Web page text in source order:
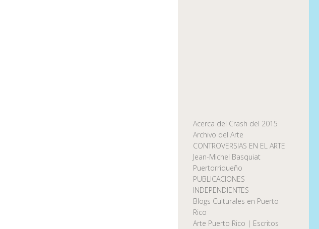
Acerca del Crash del 2015
Archivo del Arte
CONTROVERSIAS EN EL ARTE
Jean-Michel Basquiat
Puertorriqueño
PUBLICACIONES
INDEPENDIENTES
Blogs Culturales en Puerto
Rico
Arte Puerto Rico | Escritos